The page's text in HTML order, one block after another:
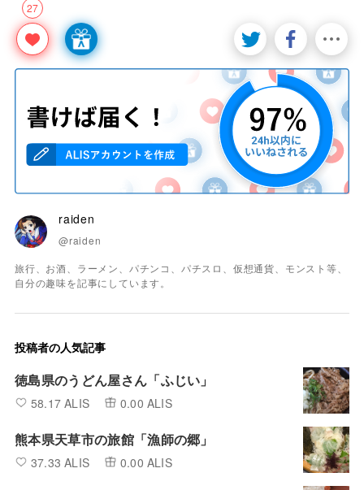
27
raiden
@raiden
旅行、お酒、ラーメン、パチンコ、パチスロ、仮想通貨、モンスト等、
自分の趣味を記事にしています。
投稿者の人気記事
徳島県のうどん屋さん「ふじい」
58.17 ALIS 0.00 ALIS
熊本県天草市の旅館「漁師の郷」
37.33 ALIS 0.00 ALIS